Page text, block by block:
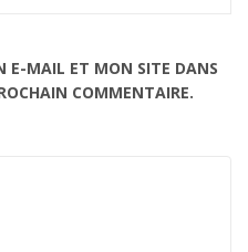
E-MAIL ET MON SITE DANS
COMMENTAIRE.